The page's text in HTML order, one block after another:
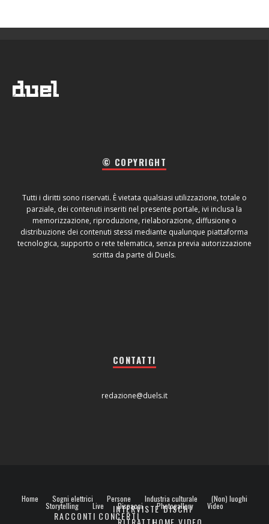
© COPYRIGHT
Tutti i diritti sono riservati. È vietata qualsiasi utilizzazione, totale o
parziale, dei contenuti inseriti nel presente portale, ivi inclusa la
memorizzazione, riproduzione, rielaborazione, diffusione o
distribuzione dei contenuti stessi mediante qualunque piattaforma
tecnologica, supporto o rete telematica, senza previa autorizzazione
scritta da parte di Duels.
CONTATTI
redazione@duels.it
Home Sogni elettrici Persone
INTERVISTE
Industria culturale
DISCHI
(Non) luoghi
Storytelling
RACCONTI
Live
CONCERTI
Dispacci Photogallery Video